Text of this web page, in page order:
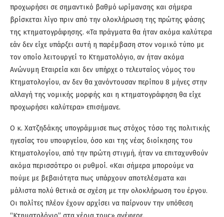
προχωρήσει σε σημαντικό βαθμό ωρίμανσης και σήμερα
βρίσκεται λίγο πριν από την ολοκλήρωση της πρώτης φάσης
της κτηματογράφησης. «Τα πράγματα θα ήταν ακόμα καλύτερα
εάν δεν είχε υπάρξει αυτή η παρέμβαση στον νομικό τύπο με
τον οποίο λειτουργεί το Κτηματολόγιο, αν ήταν ακόμα
Ανώνυμη Εταιρεία και δεν υπήρχε ο τελευταίος νόμος του
Κτηματολογίου, αν δεν θα χανόντουσαν περίπου 8 μήνες στην
αλλαγή της νομικής μορφής και η κτηματογράφηση θα είχε
προχωρήσει καλύτερα» επισήμανε.
Ο κ. Χατζηδάκης υπογράμμισε πως στόχος τόσο της πολιτικής
ηγεσίας του υπουργείου, όσο και της νέας διοίκησης του
Κτηματολογίου, από την πρώτη στιγμή, ήταν να επιταχυνθούν
ακόμα περισσότερο οι ρυθμοί. «Και σήμερα μπορούμε να
πούμε με βεβαιότητα πως υπάρχουν αποτελέσματα και
μάλιστα πολύ θετικά σε σχέση με την ολοκλήρωση του έργου.
Οι πολίτες πλέον έχουν αρχίσει να παίρνουν την υπόθεση